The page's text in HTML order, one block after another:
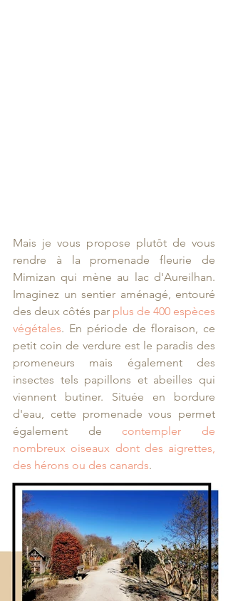
Mais je vous propose plutôt de vous
rendre à la promenade fleurie de
Mimizan qui mène au lac d'Aureilhan.
Imaginez un sentier aménagé, entouré
des deux côtés par plus de 400 espèces
végétales. En période de floraison, ce
petit coin de verdure est le paradis des
promeneurs mais également des
insectes tels papillons et abeilles qui
viennent butiner. Située en bordure
d'eau, cette promenade vous permet
également de contempler de
nombreux oiseaux dont des aigrettes,
des hérons ou des canards.